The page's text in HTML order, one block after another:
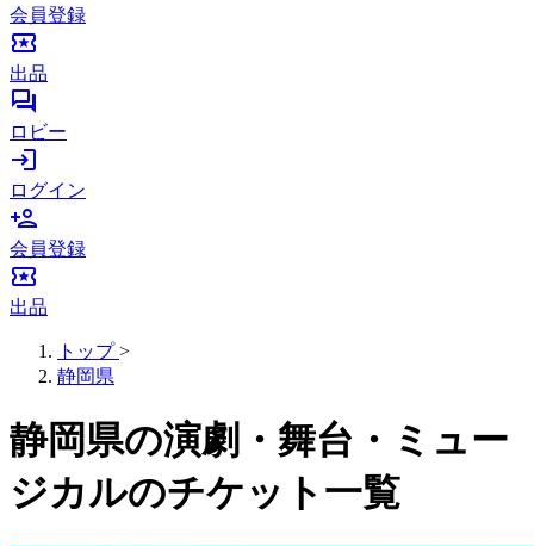
会員登録
local_activity
出品
forum
ロビー
login
ログイン
person_add
会員登録
local_activity
出品
トップ >
静岡県
静岡県の演劇・舞台・ミュー
ジカルのチケット一覧